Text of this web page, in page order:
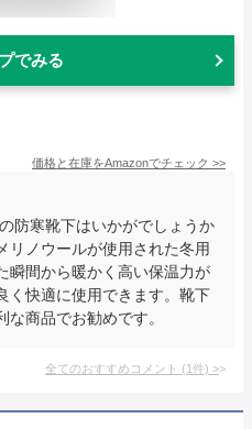
でみる
価格と在庫をAmazonでチェック >>
防寒靴下はいかがでしょうか
リノウールが使用された冬用
瞬間から暖かく高い保温力が
く快適に使用できます。靴下
商品でお勧めです。
全てのおすすめコメント (1件) >